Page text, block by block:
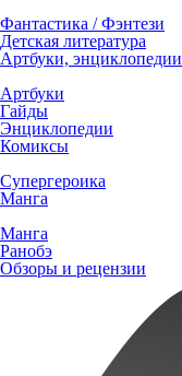
Фантастика / Фэнтези
Детская литература
Артбуки, энциклопедии
Артбуки
Гайды
Энциклопедии
Комиксы
Супергероика
Манга
Манга
Ранобэ
Обзоры и рецензии